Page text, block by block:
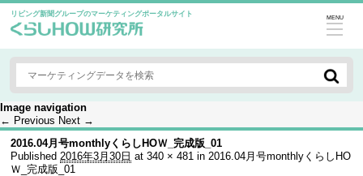
リビング新聞グループのマーケティングポータルサイト MENU
Image navigation
← Previous Next →
2016.04月号monthlyくらしHOＷ_完成版_01
Published2016年3月30日 at340 × 481 in2016.04月号monthlyくらしHO
Ｗ_完成版_01